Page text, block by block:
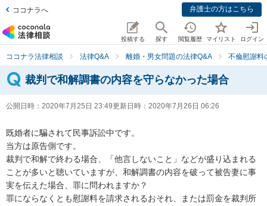
ココナラへ 弁護士の方はこちら
投稿する 探す 閲覧履歴 マイリスト ログイン
ココナラ法律相談 法律Q&A 離婚・男女問題の法律Q&A 不倫慰謝料
裁判で和解調書の内容を守らなかった場合
公開日時： 2020年7月25日 23:49更新日時： 2020年7月26日 06:26
既婚者に騙されて民事訴訟中です。
当方は原告側です。
裁判で和解で終わる場合、「他言しないこと」などが盛り込まれる
ことが多いと聴いていますが、和解調書の内容を破って被告妻に事
実を伝えた場合、罪に問われますか？
罪にならなくとも慰謝料を請求されるおそれ、または罰金を裁判所